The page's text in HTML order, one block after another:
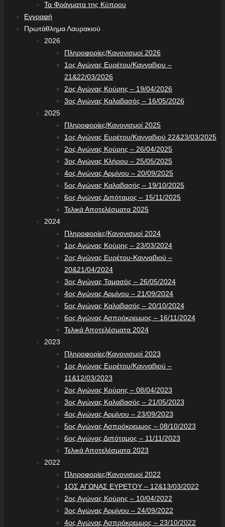
Τα Φράγματα της Κύπρου
Εγγραφή
Πρωτάθλημα Λαυρακιού
2026
Πληροφορίες/Κανονισμοί 2026
1ος Αγώνας Ευρέτου/Κανναβιου –
21&22/03/2026
2ος Αγώνας Κούρης – 19/04/2026
3ος Αγώνας Καλαβασός – 16/05/2026
2025
Πληροφορίες/Κανονισμοί 2025
1ος Αγώνας Ευρέτου/Κανναβιού 22&23/03/2025
2ος Αγώνας Κούρης – 26/04/2025
3ος Αγώνας Κλήρου – 25/05/2025
4ος Αγώνας Αρμίνου – 20/09/2025
5ος Αγώνας Καλαβασός – 19/10/2025
6ος Αγώνας Διπόταμος – 15/11/2025
Τελικά Αποτελέσματα 2025
2024
Πληροφορίες/Κανονισμοί 2024
1ος Αγώνας Κούρης – 23/03/2024
2ος Αγώνας Ευρέτου-Κανναβιού –
20&21/04/2024
3ος Αγώνας Ταμασός – 26/05/2024
4ος Αγώνας Αρμίνου – 21/09/2024
5ος Αγώνας Καλαβασός – 20/10/2024
6ος Αγώνας Ασπρόκρεμμος – 16/11/2024
Τελικά Αποτελέσματα 2024
2023
Πληροφορίες/Κανονισμοί 2023
1ος Αγώνας Ευρέτου/Κανναβιού –
11&12/03/2023
2ος Αγώνας Κούρης – 08/04/2023
3ος Αγώνας Καλαβασός – 21/05/2023
4ος Αγώνας Αρμίνου – 23/09/2023
5ος Αγώνας Ασπρόκρεμμος – 08/10/2023
6ος Αγώνας Διπόταμος – 11/11/2023
Τελικά Αποτελέσματα 2023
2022
Πληροφορίες/Κανονισμοί 2022
1ΟΣ ΑΓΩΝΑΣ ΕΥΡΕΤΟΥ – 12&13/03/2022
2ος Αγώνας Κούρης – 10/04/2022
3ος Αγώνας Αρμίνου – 24/09/2022
4ος Αγώνας Ασπρόκρεμμος – 23/10/2022